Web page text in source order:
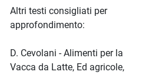
Altri testi consigliati per
approfondimento:
D. Cevolani - Alimenti per la
Vacca da Latte, Ed agricole,